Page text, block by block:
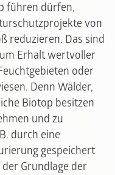
führen dürfen,
von
reduzieren. Das sind
Erhalt wertvoller
oder
Denn Wälder,
Biotop besitzen
und zu
durch eine
gespeichert
Grundlage der